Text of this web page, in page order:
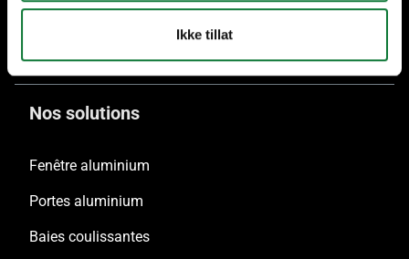
Ikke tillat
Nos solutions
Fenêtre aluminium
Portes aluminium
Baies coulissantes